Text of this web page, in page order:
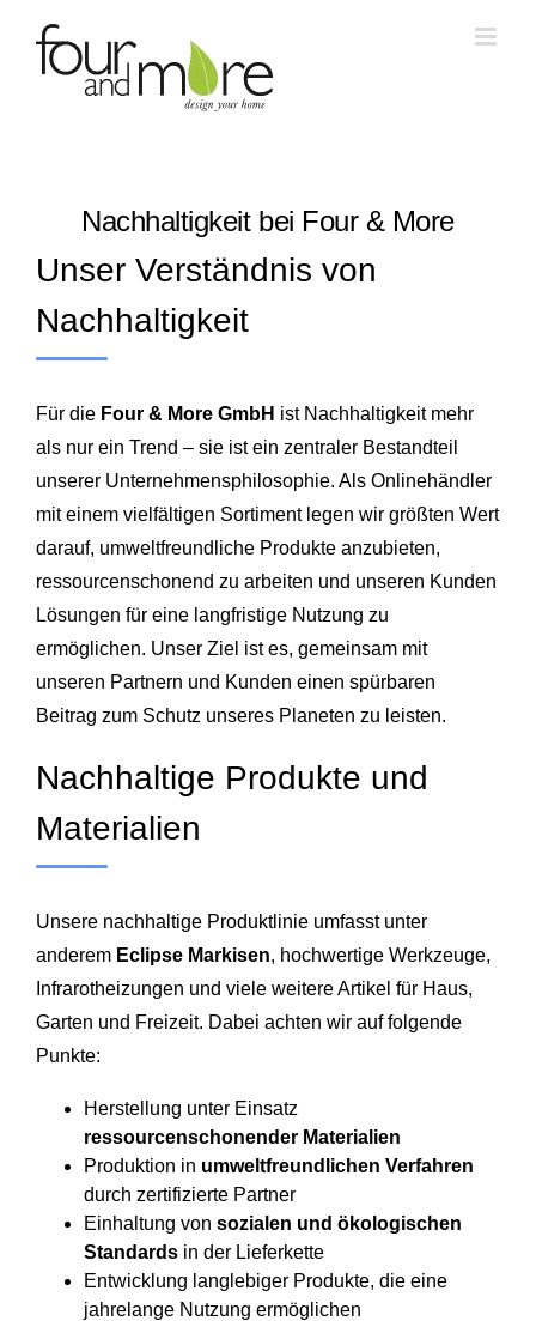
content
Nachhaltigkeit bei Four & More
Unser Verständnis von
Nachhaltigkeit
Für die Four & More GmbH ist Nachhaltigkeit mehr
als nur ein Trend – sie ist ein zentraler Bestandteil
unserer Unternehmensphilosophie. Als Onlinehändler
mit einem vielfältigen Sortiment legen wir größten Wert
darauf, umweltfreundliche Produkte anzubieten,
ressourcenschonend zu arbeiten und unseren Kunden
Lösungen für eine langfristige Nutzung zu
ermöglichen. Unser Ziel ist es, gemeinsam mit
unseren Partnern und Kunden einen spürbaren
Beitrag zum Schutz unseres Planeten zu leisten.
Nachhaltige Produkte und
Materialien
Unsere nachhaltige Produktlinie umfasst unter
anderem Eclipse Markisen, hochwertige Werkzeuge,
Infrarotheizungen und viele weitere Artikel für Haus,
Garten und Freizeit. Dabei achten wir auf folgende
Punkte:
Herstellung unter Einsatz
ressourcenschonender Materialien
Produktion in umweltfreundlichen Verfahren
durch zertifizierte Partner
Einhaltung von sozialen und ökologischen
Standards in der Lieferkette
Entwicklung langlebiger Produkte, die eine
jahrelange Nutzung ermöglichen